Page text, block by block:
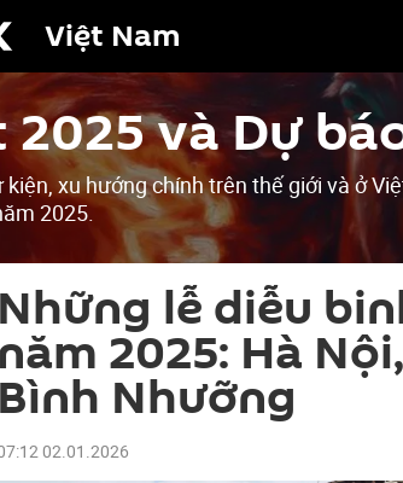
Việt Nam
và Dự
xu hướng chính trên thế giới và ở
2025.
Những lễ diễu
năm 2025: Hà
Bình Nhưỡng
02.01.2026